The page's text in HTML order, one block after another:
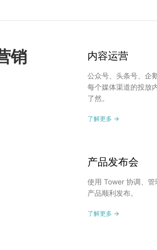
销 内容运营
公众号、头条号、企
每个媒体渠道的投放
了然。
了解更多 →
产品发布会
使用 Tower 协调、
产品顺利发布。
了解更多 →